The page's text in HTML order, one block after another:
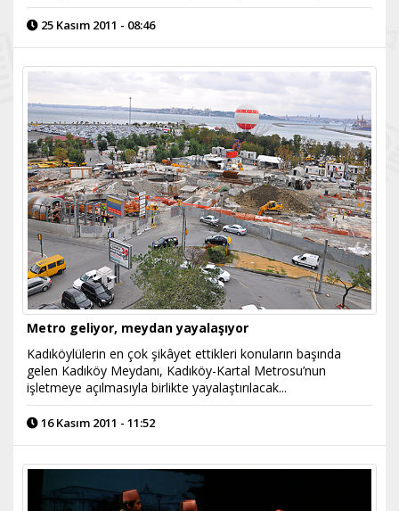
25 Kasım 2011 - 08:46
Metro geliyor, meydan yayalaşıyor
Kadıköylülerin en çok şikâyet ettikleri konuların başında
gelen Kadıköy Meydanı, Kadıköy-Kartal Metrosu’nun
işletmeye açılmasıyla birlikte yayalaştırılacak...
16 Kasım 2011 - 11:52